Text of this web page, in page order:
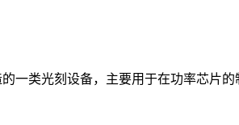
一类光刻设备，主要用于在功率芯片